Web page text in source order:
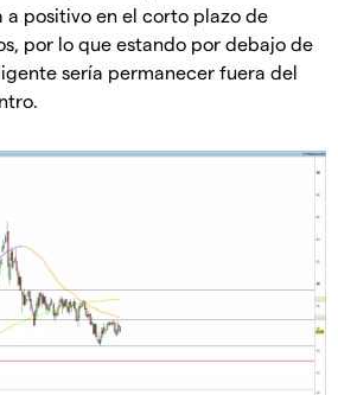
positivo en el corto plazo de
por lo que estando por debajo de
sería permanecer fuera del